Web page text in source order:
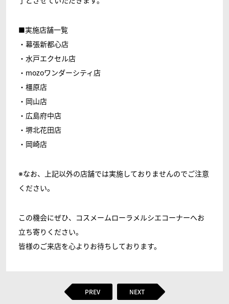
■実施店舗一覧
・幕張新都心店
・水戸エクセル店
・mozoワンダーシティ店
・橿原店
・岡山店
・広島府中店
・堺北花田店
・岡崎店
※なお、上記以外の店舗では実施しておりませんのでご注意
ください。
この機会にぜひ、コスメームローラメルシエコーナーへお
立ち寄りください。
皆様のご来店を心よりお待ちしております。
PREV NEXT